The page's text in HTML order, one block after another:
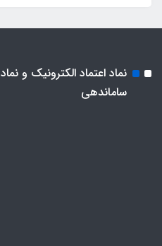
نماد اعتماد الکترونیک و نماد
ساماندهی